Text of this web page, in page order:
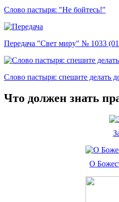
Слово пастыря: "Не бойтесь!"
Передача "Свет миру" № 1033
Слово пастыря: спешите делать
Что должен знать
О